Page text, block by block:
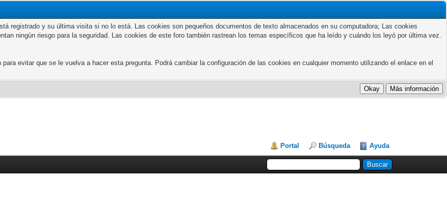
registrado y su última visita si no lo está. Las cookies son pequeños documentos de texto almacenados en su computadora; Las cookies
ningún riesgo para la seguridad. Las cookies de este foro también rastrean los temas específicos que ha leído y cuándo los leyó por última vez.
evitar que se le vuelva a hacer esta pregunta. Podrá cambiar la configuración de las cookies en cualquier momento utilizando el enlace en el
Portal Búsqueda Ayuda